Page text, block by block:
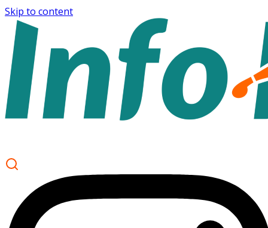
Skip to content